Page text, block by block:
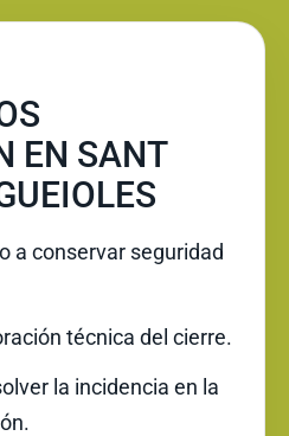
EN SANT
a conservar seguridad
técnica del cierre.
la incidencia en la